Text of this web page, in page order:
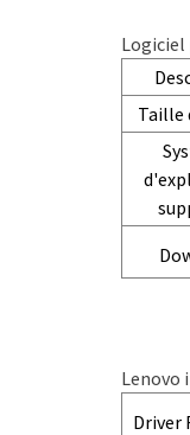
Taille
Lenovo
Driver